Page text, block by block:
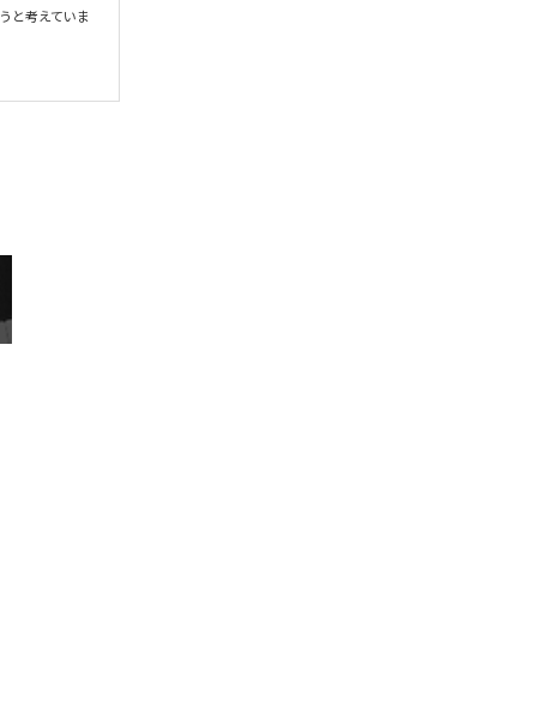
と考えていま